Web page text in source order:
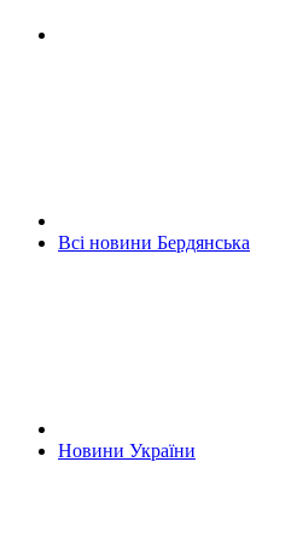
Всі новини Бердянська
Новини України